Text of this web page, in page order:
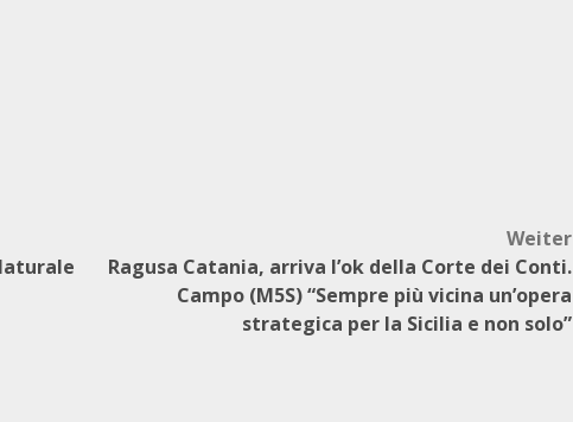
Weiter
Ragusa Catania, arriva l’ok della Corte dei Conti.
Campo (M5S) “Sempre più vicina un’opera
strategica per la Sicilia e non solo”